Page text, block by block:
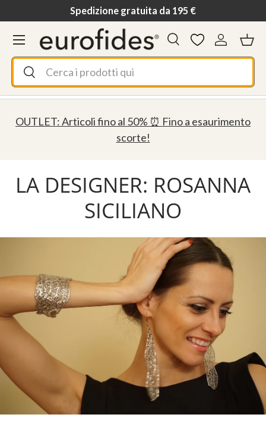
Passa ai contenuti
Spedizione gratuita da 195 €
Cerca
Cerca
Cerca Accedi
Menu
OUTLET: Articoli fino al 50% ⏰ Fino a esaurimento
scorte!
LA DESIGNER: ROSANNA
SICILIANO